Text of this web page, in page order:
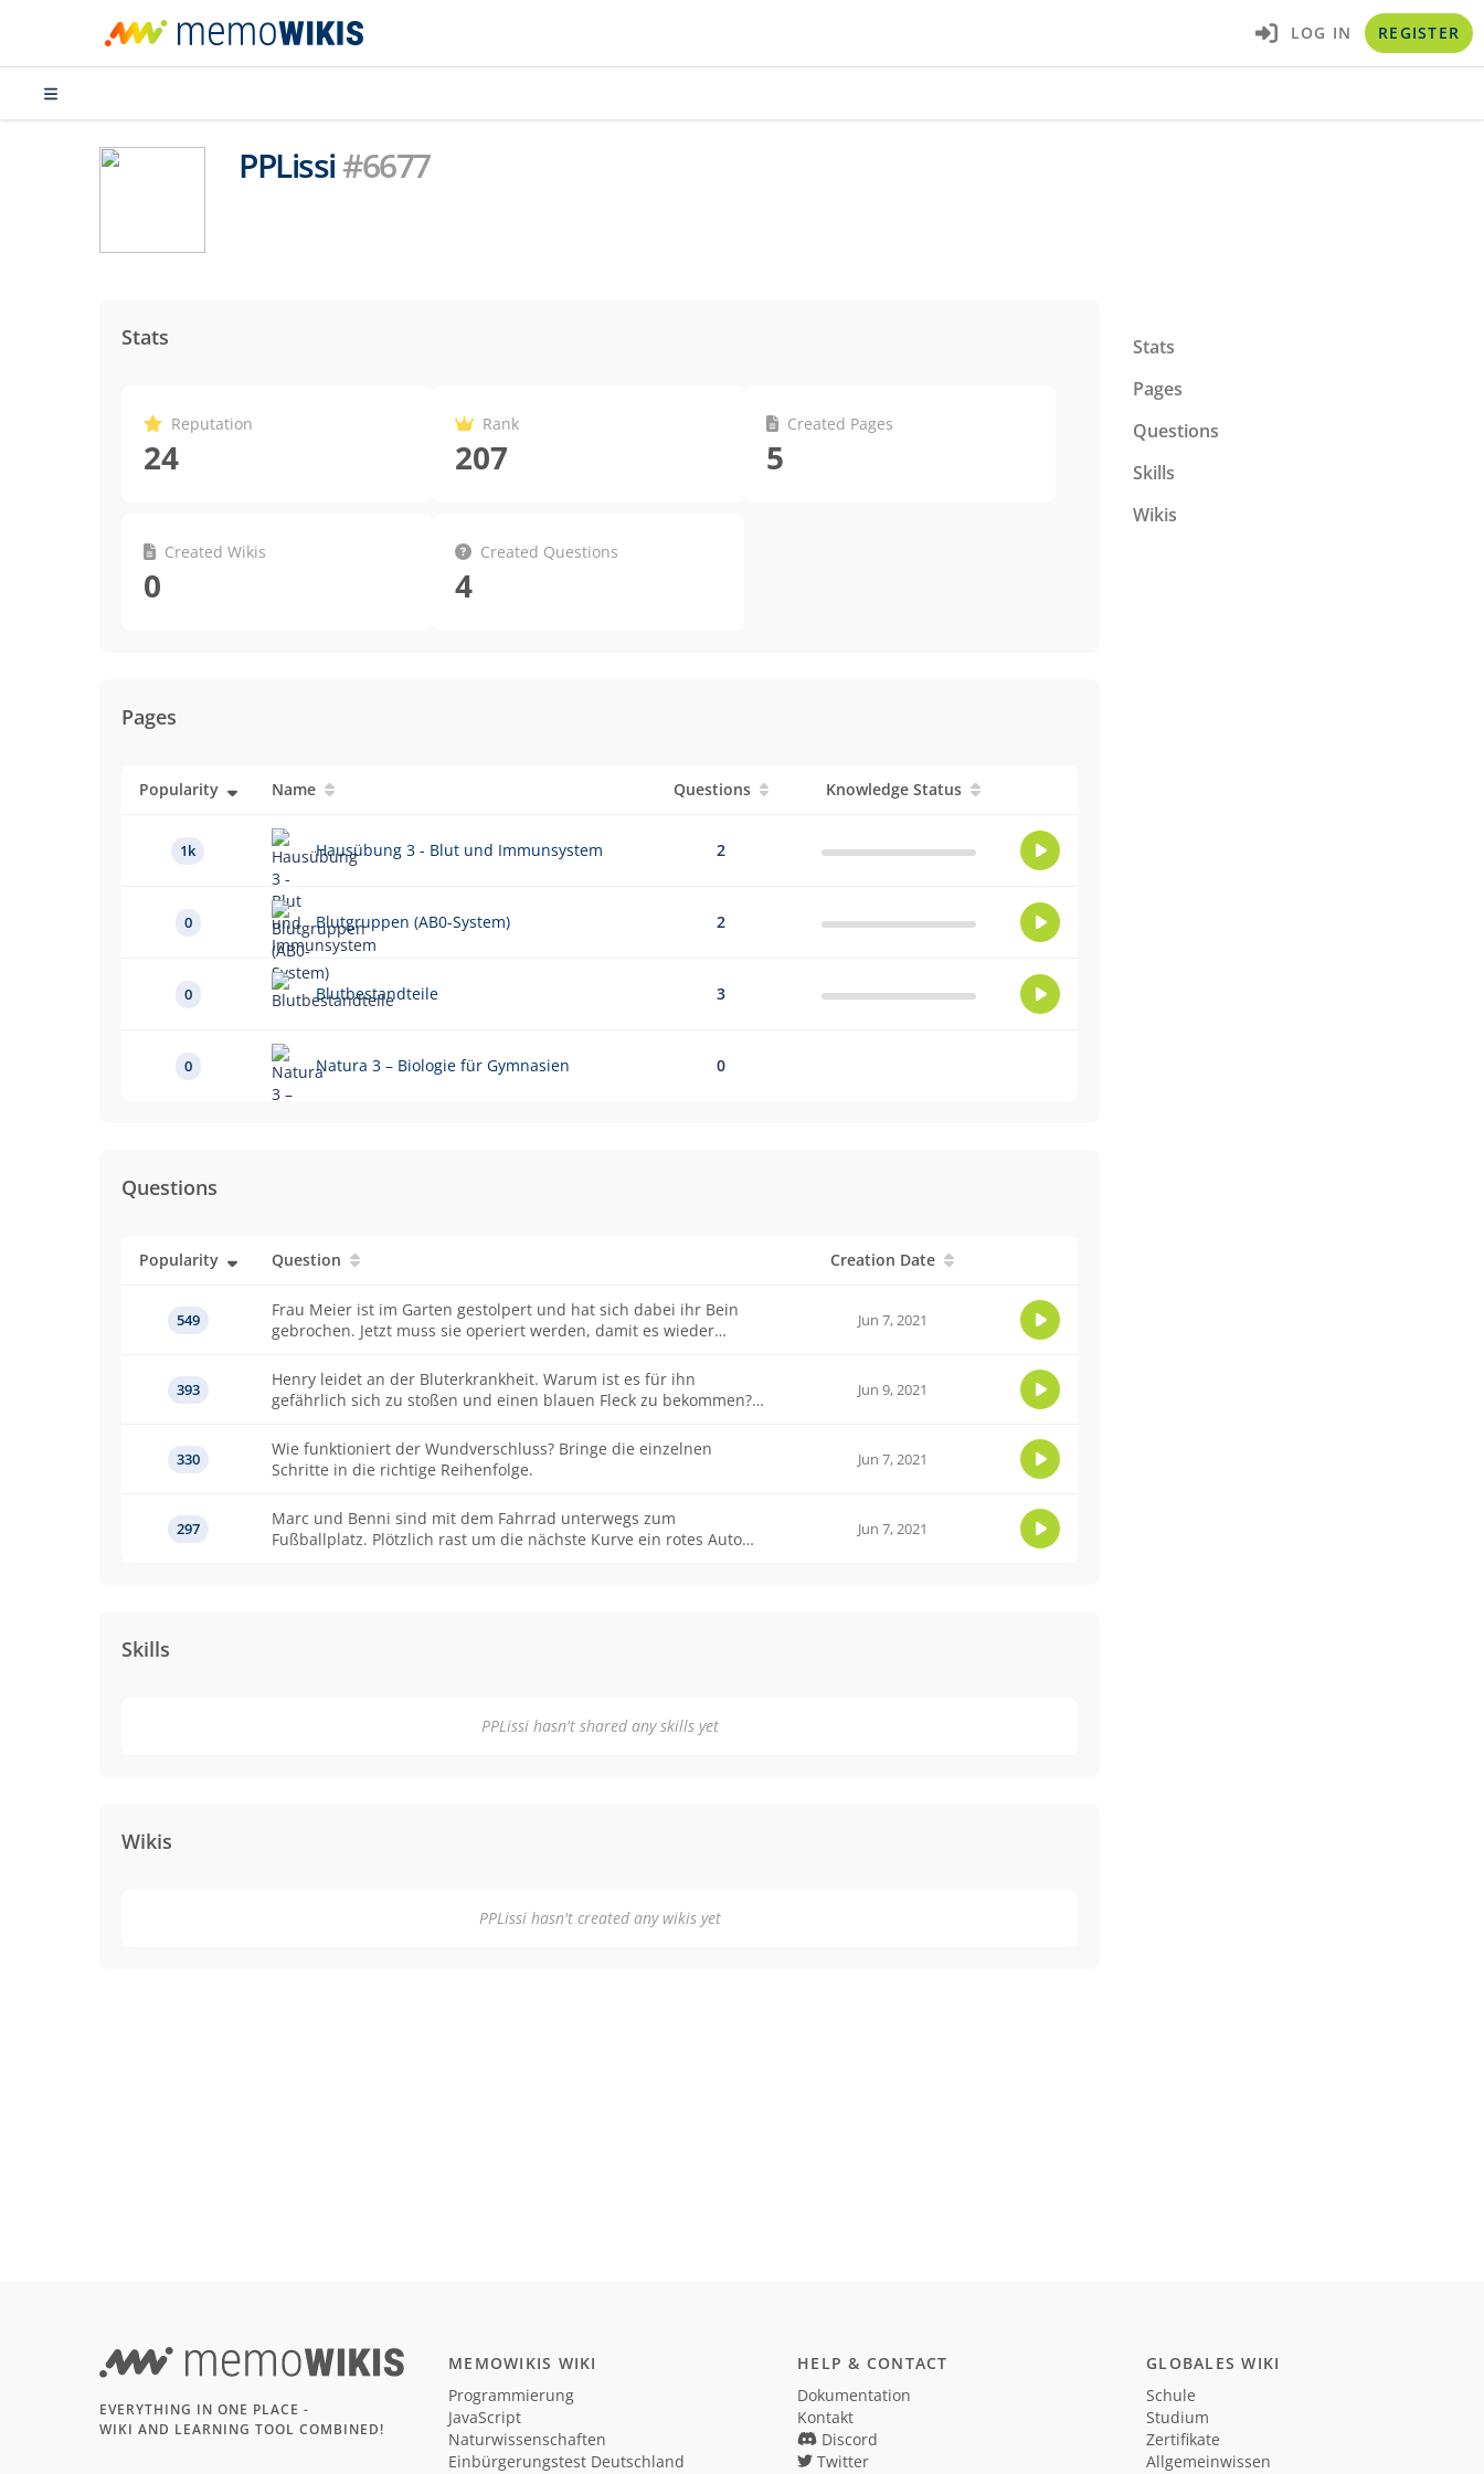
LOG IN REGISTER
PPLissi#6677
Stats
Reputation
24
Rank
207
Created Pages
5
Created Wikis
0
Created Questions
4
Pages
Popularity Name Questions Knowledge Status
1k Hausübung 3 - Blut und Immunsystem 2
0 Blutgruppen (AB0-System) 2
0 Blutbestandteile 3
0 Natura 3 – Biologie für Gymnasien 0
Questions
Popularity Question Creation Date
549
Frau Meier ist im Garten gestolpert und hat sich dabei ihr Bein
gebrochen. Jetzt muss sie operiert werden, damit es wieder
Krankenhauslabor und...
Jun 7, 2021
393
Henry leidet an der Bluterkrankheit. Warum ist es für ihn
gefährlich sich zu stoßen und einen blauen Fleck zu bekommen?
Jun 9, 2021
330
Wie funktioniert der Wundverschluss? Bringe die einzelnen
Schritte in die richtige Reihenfolge.
Jun 7, 2021
297
Marc und Benni sind mit dem Fahrrad unterwegs zum
Fußballplatz. Plötzlich rast um die nächste Kurve ein rotes Auto
Jun 7, 2021
Skills
PPLissi hasn't shared any skills yet
Wikis
PPLissi hasn't created any wikis yet
Stats
Pages
Questions
Skills
Wikis
EVERYTHING IN ONE PLACE -
WIKI AND LEARNING TOOL COMBINED!
MEMOWIKIS WIKI
Programmierung
JavaScript
Naturwissenschaften
Einbürgerungstest Deutschland
HELP & CONTACT
Dokumentation
Kontakt
Discord
Twitter
GLOBALES WIKI
Schule
Studium
Zertifikate
Allgemeinwissen